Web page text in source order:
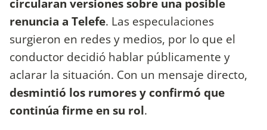
renuncia a Telefe. Las especulaciones
surgieron en redes y medios, por lo que el
conductor decidió hablar públicamente y
aclarar la situación. Con un mensaje directo,
desmintió los rumores y confirmó que
continúa firme en su rol.